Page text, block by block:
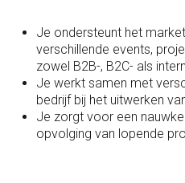
Je ondersteunt het
verschillende events,
zowel B2B-, B2C- als
Je werkt samen met
bedrijf bij het uitwerken
Je zorgt voor een
opvolging van lopende